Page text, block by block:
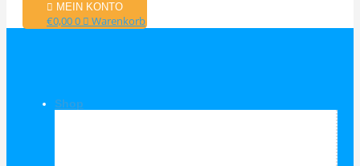
MEIN KONTO
€0,000 Warenkorb
Shop